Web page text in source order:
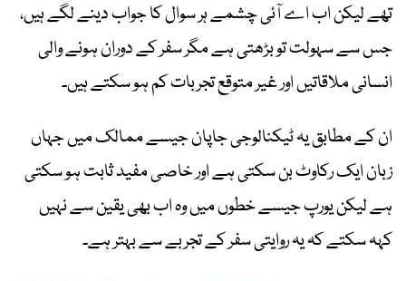
تھے لیکن اب اے آئی چشمے ہر سوال کا جواب دینے لگے ہیں،
جس سے سہولت تو بڑھتی ہے مگر سفر کے دوران ہونے والی
انسانی ملاقاتیں اور غیر متوقع تجربات کم ہو سکتے ہیں۔
ان کے مطابق یہ ٹیکنالوجی جاپان جیسے ممالک میں جہاں
زبان ایک رکاوٹ بن سکتی ہے اور خاصی مفید ثابت ہو سکتی
ہے لیکن یورپ جیسے خطوں میں وہ اب بھی یقین سے نہیں
کہہ سکتے کہ یہ روایتی سفر کے تجربے سے بہتر ہے۔